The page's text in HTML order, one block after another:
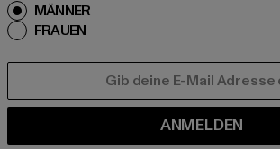
MÄNNER
FRAUEN
ANMELDEN